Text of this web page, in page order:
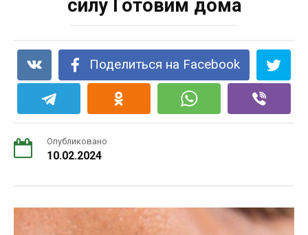
силу Готовим дома
Поделиться на Facebook
Опубликовано
10.02.2024